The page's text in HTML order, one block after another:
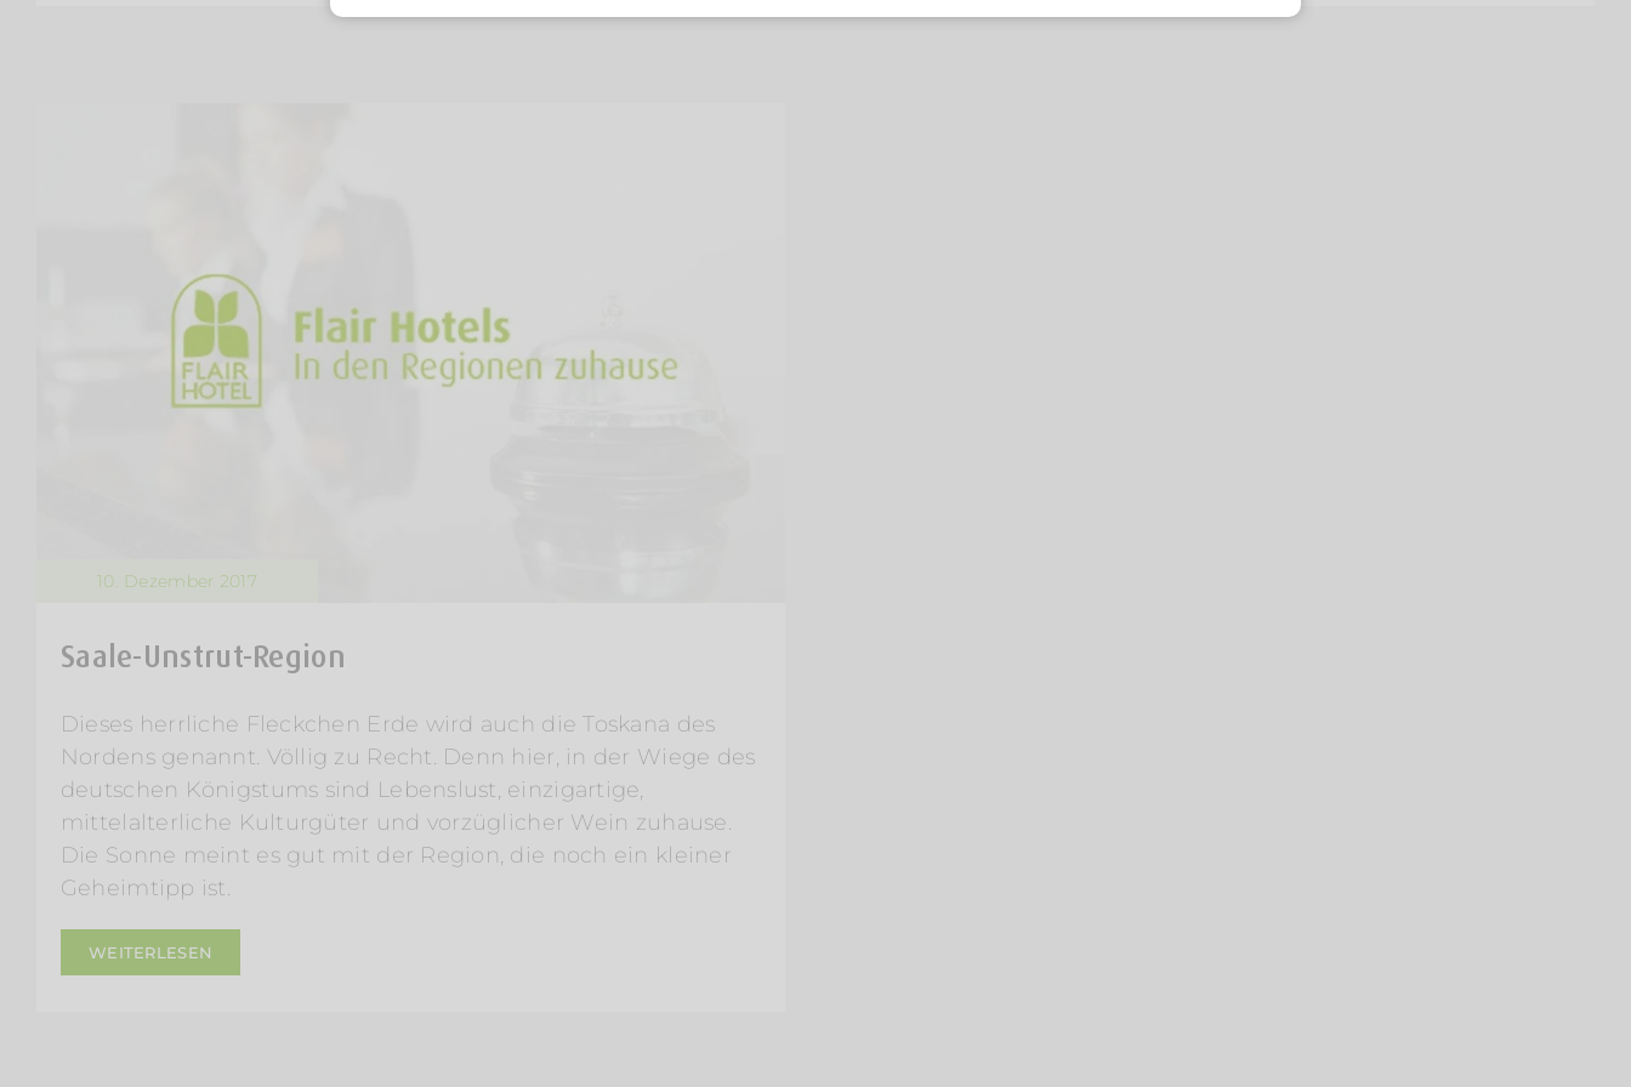
10. Dezember 2017
Saale-Unstrut-Region
Dieses herrliche Fleckchen Erde wird auch die Toskana des
Nordens genannt. Völlig zu Recht. Denn hier, in der Wiege des
deutschen Königstums sind Lebenslust, einzigartige,
mittelalterliche Kulturgüter und vorzüglicher Wein zuhause.
Die Sonne meint es gut mit der Region, die noch ein kleiner
Geheimtipp ist.
WEITERLESEN